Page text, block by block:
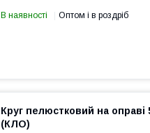
В наявності Оптом і в роздріб
Круг пелюстковий на оправі
(КЛО)